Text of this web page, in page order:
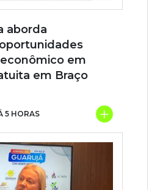
aborda
em
em Braço
5 HORAS +